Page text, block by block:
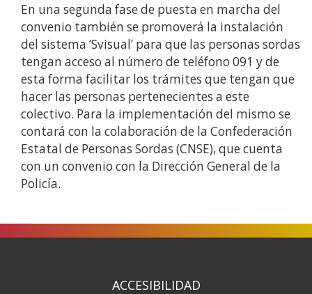
En una segunda fase de puesta en marcha del
convenio también se promoverá la instalación
del sistema ‘Svisual’ para que las personas sordas
tengan acceso al número de teléfono 091 y de
esta forma facilitar los trámites que tengan que
hacer las personas pertenecientes a este
colectivo. Para la implementación del mismo se
contará con la colaboración de la Confederación
Estatal de Personas Sordas (CNSE), que cuenta
con un convenio con la Dirección General de la
Policía.
ACCESIBILIDAD